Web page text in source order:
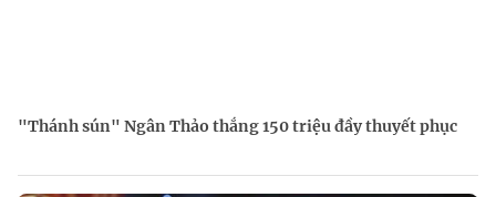
"Thánh sún" Ngân Thảo thắng 150 triệu đầy thuyết phục